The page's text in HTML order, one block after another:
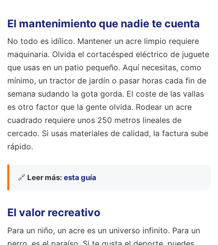
El mantenimiento que nadie te cuenta
No todo es idílico. Mantener un acre limpio requiere
maquinaria. Olvida el cortacésped eléctrico de juguete
que usas en un patio pequeño. Aquí necesitas, como
mínimo, un tractor de jardín o pasar horas cada fin de
semana sudando la gota gorda. El coste de las vallas
es otro factor que la gente olvida. Rodear un acre
cuadrado requiere unos 250 metros lineales de
cercado. Si usas materiales de calidad, la factura sube
rápido.
🔗 Leer más: esta guía
El valor recreativo
Para un niño, un acre es un universo infinito. Para un